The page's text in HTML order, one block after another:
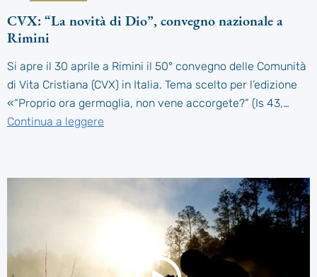
CVX: “La novità di Dio”, convegno nazionale a
Rimini
Si apre il 30 aprile a Rimini il 50° convegno delle Comunità
di Vita Cristiana (CVX) in Italia. Tema scelto per l’edizione
«“Proprio ora germoglia, non vene accorgete?” (Is 43,…
Continua a leggere